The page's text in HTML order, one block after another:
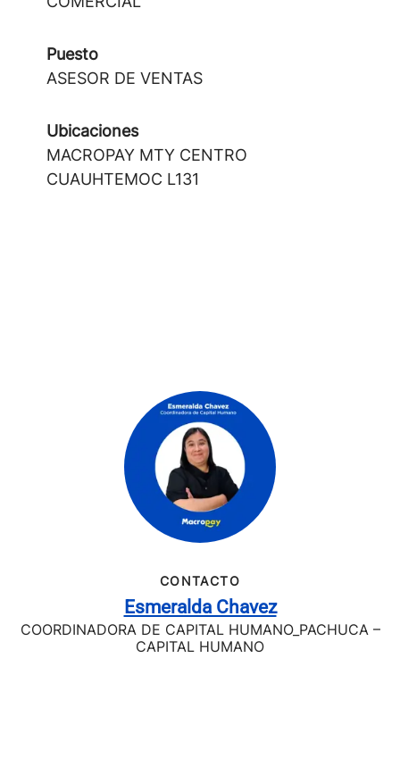
Puesto
ASESOR DE VENTAS
Ubicaciones
MACROPAY MTY CENTRO
CUAUHTEMOC L131
CONTACTO
Esmeralda Chavez
COORDINADORA DE CAPITAL HUMANO_PACHUCA –
CAPITAL HUMANO